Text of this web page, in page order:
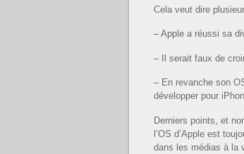
Cela veut dire
– Apple a réussi sa
– Il serait faux de
– En revanche son
développer pour
Derniers points, et
l’OS d’Apple est
dans les médias à la